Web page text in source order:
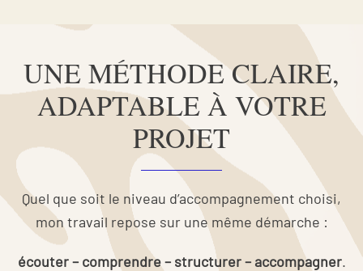
UNE MÉTHODE CLAIRE,
ADAPTABLE À VOTRE
PROJET
Quel que soit le niveau d’accompagnement choisi,
mon travail repose sur une même démarche :
écouter – comprendre – structurer – accompagner.